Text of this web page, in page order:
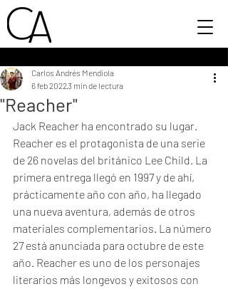
"Reacher"
Carlos Andrés Mendiola
6 feb 20223 min de lectura
Jack Reacher ha encontrado su lugar.
Reacher es el protagonista de una serie
de 26 novelas del británico Lee Child. La
primera entrega llegó en 1997 y de ahí,
prácticamente año con año, ha llegado
una nueva aventura, además de otros
materiales complementarios. La número
27 está anunciada para octubre de este
año. Reacher es uno de los personajes
literarios más longevos y exitosos con